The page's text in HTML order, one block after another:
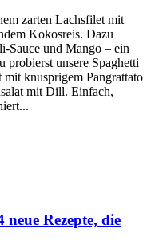
zarten Lachsfilet mit
Kokosreis. Dazu
Sauce und Mango – ein
probierst unsere Spaghetti
knusprigem Pangrattato
mit Dill. Einfach,
Rezepte, die